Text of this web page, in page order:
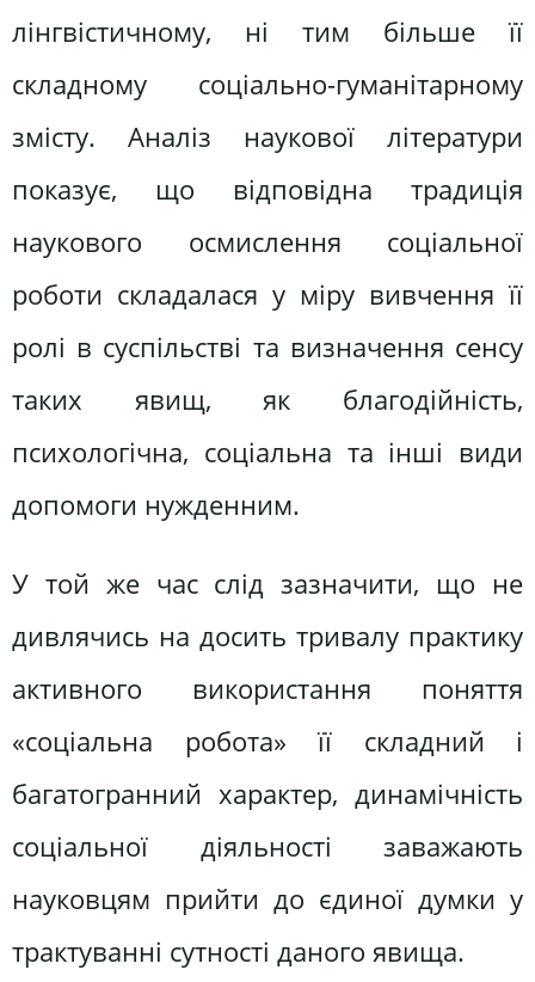
лінгвістичному, ні тим більше її
складному соціально-гуманітарному
змісту. Аналіз наукової літератури
показує, що відповідна традиція
наукового осмислення соціальної
роботи складалася у міру вивчення її
ролі в суспільстві та визначення сенсу
таких явищ, як благодійність,
психологічна, соціальна та інші види
допомоги нужденним.
У той же час слід зазначити, що не
дивлячись на досить тривалу практику
активного використання поняття
«соціальна робота» її складний і
багатогранний характер, динамічність
соціальної діяльності заважають
науковцям прийти до єдиної думки у
трактуванні сутності даного явища.